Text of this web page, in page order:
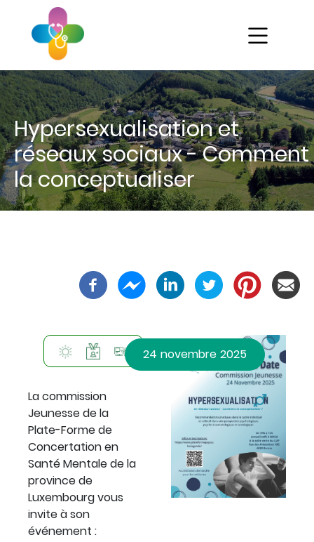
contenu
Hypersexualisation et
réseaux sociaux - Comment
la conceptualiser
24 novembre 2025
Catégorisation
de
l'évènement
Icon Icon Icon
Description
La commission
Jeunesse de la
Plate-Forme de
Concertation en
Santé Mentale de la
province de
Luxembourg vous
invite à son
événement :
Photo